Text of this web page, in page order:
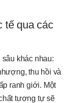
tế qua các
khác nhau:
thu hồi và
ranh giới. Một
tương tự sẽ